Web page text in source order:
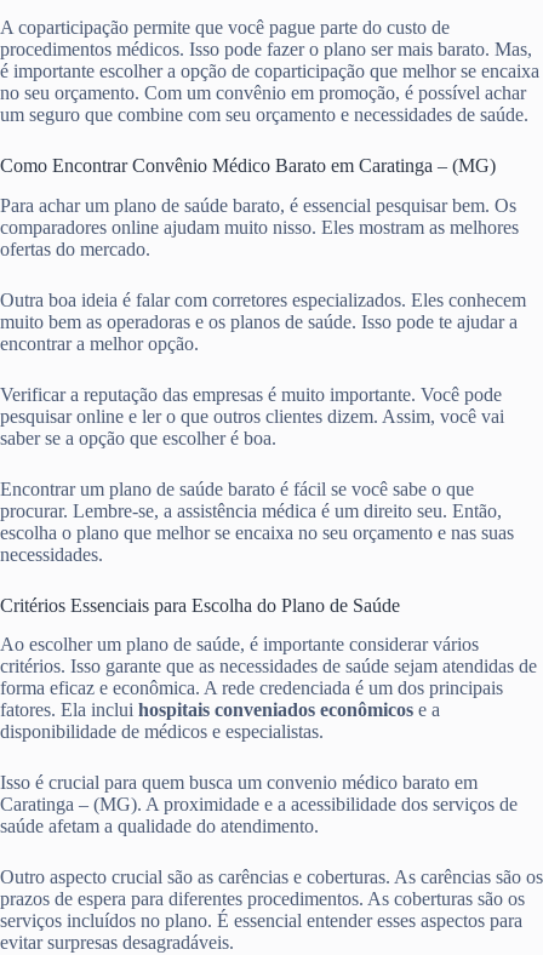
A coparticipação permite que você pague parte do custo de
procedimentos médicos. Isso pode fazer o plano ser mais barato. Mas,
é importante escolher a opção de coparticipação que melhor se encaixa
no seu orçamento. Com um convênio em promoção, é possível achar
um seguro que combine com seu orçamento e necessidades de saúde.
Como Encontrar Convênio Médico Barato em Caratinga – (MG)
Para achar um plano de saúde barato, é essencial pesquisar bem. Os
comparadores online ajudam muito nisso. Eles mostram as melhores
ofertas do mercado.
Outra boa ideia é falar com corretores especializados. Eles conhecem
muito bem as operadoras e os planos de saúde. Isso pode te ajudar a
encontrar a melhor opção.
Verificar a reputação das empresas é muito importante. Você pode
pesquisar online e ler o que outros clientes dizem. Assim, você vai
saber se a opção que escolher é boa.
Encontrar um plano de saúde barato é fácil se você sabe o que
procurar. Lembre-se, a assistência médica é um direito seu. Então,
escolha o plano que melhor se encaixa no seu orçamento e nas suas
necessidades.
Critérios Essenciais para Escolha do Plano de Saúde
Ao escolher um plano de saúde, é importante considerar vários
critérios. Isso garante que as necessidades de saúde sejam atendidas de
forma eficaz e econômica. A rede credenciada é um dos principais
fatores. Ela inclui hospitais conveniados econômicos e a
disponibilidade de médicos e especialistas.
Isso é crucial para quem busca um convenio médico barato em
Caratinga – (MG). A proximidade e a acessibilidade dos serviços de
saúde afetam a qualidade do atendimento.
Outro aspecto crucial são as carências e coberturas. As carências são os
prazos de espera para diferentes procedimentos. As coberturas são os
serviços incluídos no plano. É essencial entender esses aspectos para
evitar surpresas desagradáveis.